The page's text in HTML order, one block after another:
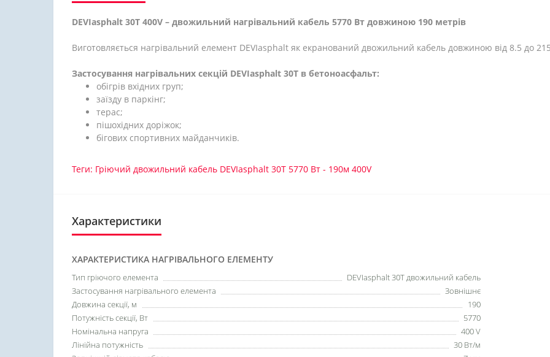
DEVIasphalt 30T 400V – двожильний нагрівальний кабель 5770 Вт довжиною 190 метрів
Виготовляється нагрівальний елемент DEVIasphalt як екранований двожильний кабель довжиною від 8.5 до
Застосування нагрівальних секцій DEVIasphalt 30T в бетоноасфальт:
обігрів вхідних груп;
заїзду в паркінг;
терас;
пішохідних доріжок;
бігових спортивних майданчиків.
Теги: Гріючий двожильний кабель DEVIasphalt 30T 5770 Вт - 190м 400V
Характеристики
ХАРАКТЕРИСТИКА НАГРІВАЛЬНОГО ЕЛЕМЕНТУ
Тип гріючого елемента
DEVIasphalt 30T двожильний кабель
Застосування нагрівального елемента
Зовнішнє
Довжина секції, м
190
Потужність секції, Вт
5770
Номінальна напруга
400 V
Лінійна потужність
30 Вт/м